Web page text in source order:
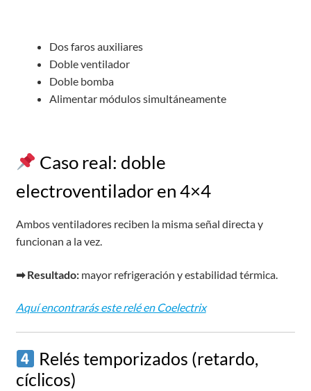
Dos faros auxiliares
Doble ventilador
Doble bomba
Alimentar módulos simultáneamente
Caso real: doble
electroventilador en 4×4
Ambos ventiladores reciben la misma señal directa y
funcionan a la vez.
➡ Resultado:mayor refrigeración y estabilidad térmica.
Aquí encontrarás este relé en Coelectrix
Relés temporizados (retardo,
cíclicos)